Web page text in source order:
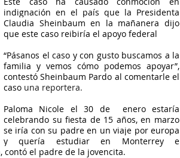
indignación en el país que la Presidenta
Claudia Sheinbaum en la mañanera dijo
que este caso reibiría el apoyo federal
“Pásanos el caso y con gusto buscamos a la
familia y vemos cómo podemos apoyar”,
contestó Sheinbaum Pardo al comentarle el
caso una reportera.
Paloma Nicole el 30 de  enero estaría
celebrando su fiesta de 15 años, en marzo
se iría con su padre en un viaje por europa
y quería estudiar en Monterrey e
el padre de la jovencita.